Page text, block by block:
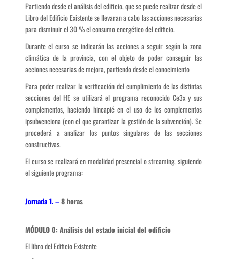
Partiendo desde el análisis del edificio, que se puede realizar desde el
Libro del Edificio Existente se llevaran a cabo las acciones necesarias
para disminuir el 30 % el consumo energético del edificio.
Durante el curso se indicarán las acciones a seguir según la zona
climática de la provincia, con el objeto de poder conseguir las
acciones necesarias de mejora, partiendo desde el conocimiento
Para poder realizar la verificación del cumplimiento de las distintas
secciones del HE se utilizará el programa reconocido Ce3x y sus
complementos, haciendo hincapié en el uso de los complementos
ipsubvenciona (con el que garantizar la gestión de la subvención). Se
procederá a analizar los puntos singulares de las secciones
constructivas.
El curso se realizará en modalidad presencial o streaming, siguiendo
el siguiente programa:
Jornada 1. –8 horas
MÓDULO 0: Análisis del estado inicial del edificio
El libro del Edificio Existente